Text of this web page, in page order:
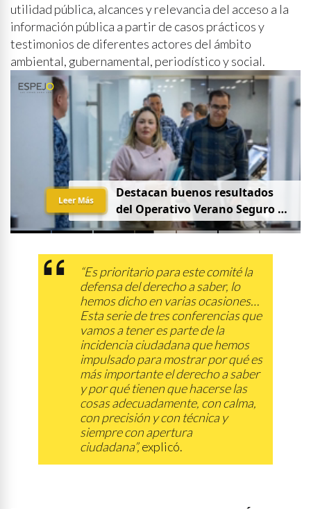
utilidad pública, alcances y relevancia del acceso a la
información pública a partir de casos prácticos y
testimonios de diferentes actores del ámbito
ambiental, gubernamental, periodístico y social.
Destacan buenos resultados
del Operativo Verano Seguro en
mesa de Construcción de Paz,
Gobernadora Yeraldine Bonilla
Leer Más
“Es prioritario para este comité la
defensa del derecho a saber, lo
hemos dicho en varias ocasiones…
Esta serie de tres conferencias que
vamos a tener es parte de la
incidencia ciudadana que hemos
impulsado para mostrar por qué es
más importante el derecho a saber
y por qué tienen que hacerse las
cosas adecuadamente, con calma,
con precisión y con técnica y
siempre con apertura
ciudadana”,explicó.